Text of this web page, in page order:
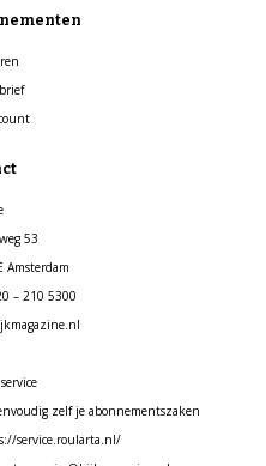
53
Amsterdam
– 210 5300
zelf je abonnementszaken
service.roularta.nl/